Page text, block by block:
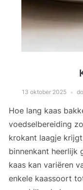
13 oktober 2025
Hoe lang kaas
voedselbereiding
krokant laagje
binnenkant heerlijk
kaas kan variëren
enkele kaassoort